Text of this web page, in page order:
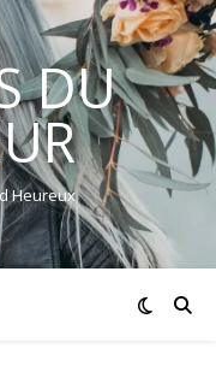
DU
Heureux